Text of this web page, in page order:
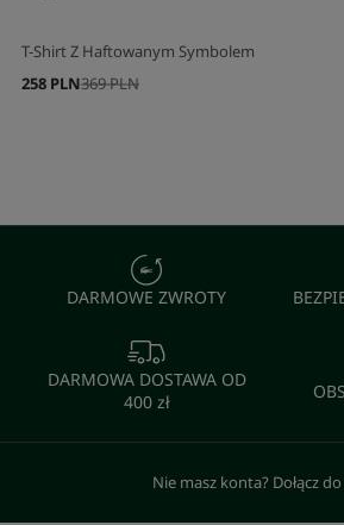
T-Shirt Z Haftowanym Symbolem
369 PLN
258 PLN
DARMOWE ZWROTY
DARMOWA DOSTAWA OD
400 zł
Nie masz konta? Dołącz